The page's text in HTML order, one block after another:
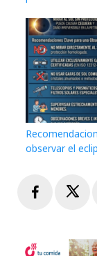
observar el
Facebook